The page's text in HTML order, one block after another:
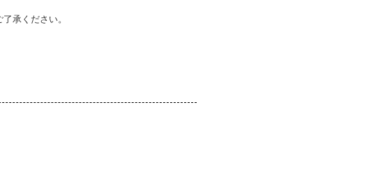
承ください。